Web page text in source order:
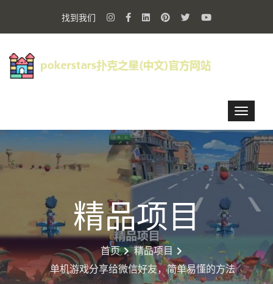
找到我们
精品项目
首页
精品项目
单机游戏分享给微信好友，简单易懂的方法